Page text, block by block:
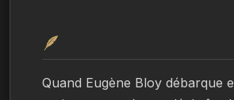
🪶
Quand Eugène Bloy débarque